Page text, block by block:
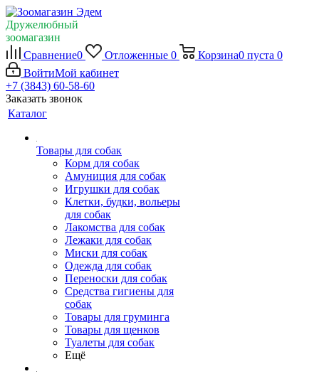
Дружелюбный
зоомагазин
Сравнение0 Отложенные 0 Корзина0 пуста 0
ВойтиМой кабинет
+7 (3843) 60-58-60
Заказать звонок
Каталог
Товары для собак
Корм для собак
Амуниция для собак
Игрушки для собак
Клетки, будки, вольеры
для собак
Лакомства для собак
Лежаки для собак
Миски для собак
Одежда для собак
Переноски для собак
Средства гигиены для
собак
Товары для груминга
Товары для щенков
Туалеты для собак
Ещё